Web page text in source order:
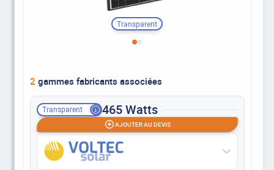
Transparent
2 gammes fabricants associées
Transparent 465 Watts
AJOUTER AU DEVIS